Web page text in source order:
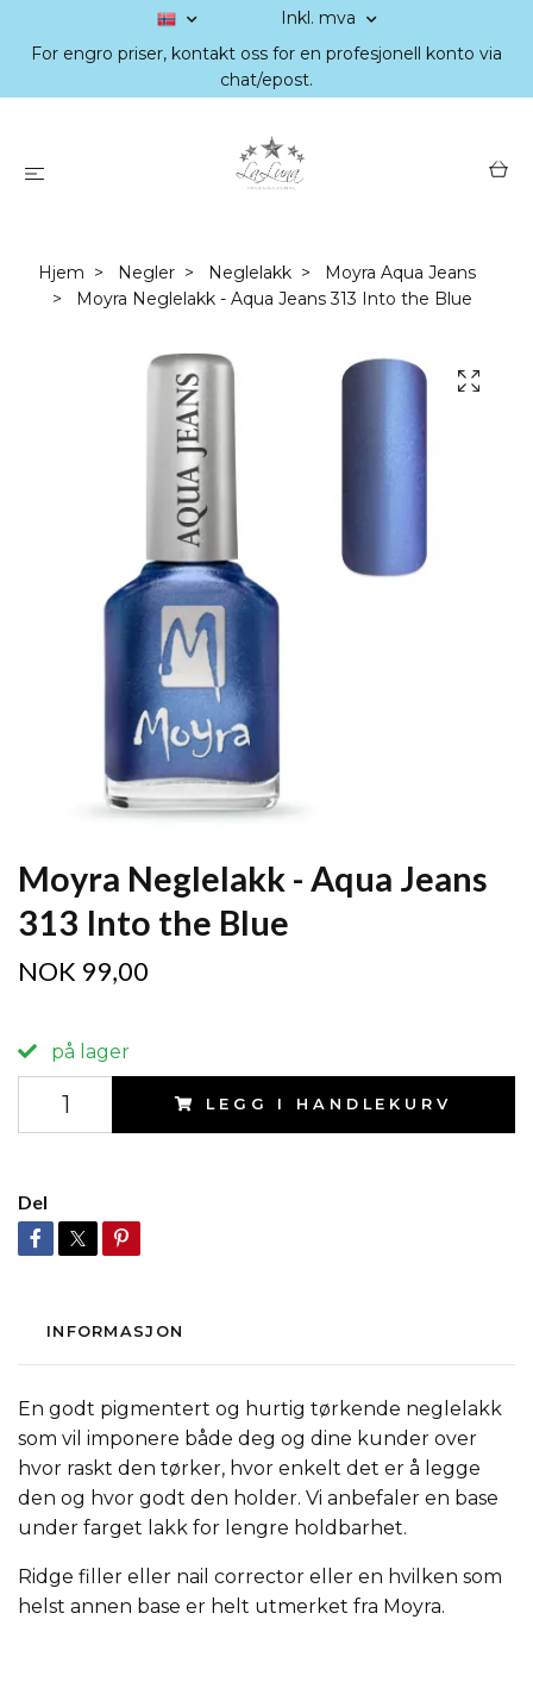
Inkl. mva
For engro priser, kontakt oss for en profesjonell konto via
chat/epost.
Hjem Negler Neglelakk
Moyra Aqua Jeans
Moyra Neglelakk - Aqua Jeans 313 Into the Blue
Moyra Neglelakk - Aqua Jeans
313 Into the Blue
NOK 99,00
på lager
LEGG I HANDLEKURV
Del
INFORMASJON
En godt pigmentert og hurtig tørkende neglelakk
som vil imponere både deg og dine kunder over
hvor raskt den tørker, hvor enkelt det er å legge
den og hvor godt den holder. Vi anbefaler en base
under farget lakk for lengre holdbarhet.
Ridge filler eller nail corrector eller en hvilken som
helst annen base er helt utmerket fra Moyra.